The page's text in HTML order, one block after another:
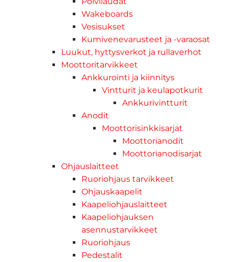
Wakeboards
Vesisukset
Kumivenevarusteet ja -varaosat
Luukut, hyttysverkot ja rullaverhot
Moottoritarvikkeet
Ankkurointi ja kiinnitys
Vintturit ja keulapotkurit
Ankkurivintturit
Anodit
Moottorisinkkisarjat
Moottorianodit
Moottorianodisarjat
Ohjauslaitteet
Ruoriohjaus tarvikkeet
Ohjauskaapelit
Kaapeliohjauslaitteet
Kaapeliohjauksen
asennustarvikkeet
Ruoriohjaus
Pedestalit